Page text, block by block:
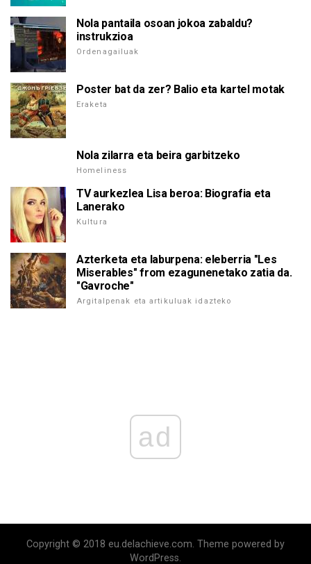
Nola pantaila osoan jokoa zabaldu?
instrukzioa
Ordenagailuak
Poster bat da zer? Balio eta kartel motak
Eraketa
Nola zilarra eta beira garbitzeko
Homeliness
TV aurkezlea Lisa beroa: Biografia eta
Lanerako
Kultura
Azterketa eta laburpena: eleberria "Les
Miserables" from ezagunenetako zatia da.
"Gavroche"
Argitalpenak eta artikuluak idazteko
ad
Copyright © 2018 eu.delachieve.com. Theme powered by
WordPress.